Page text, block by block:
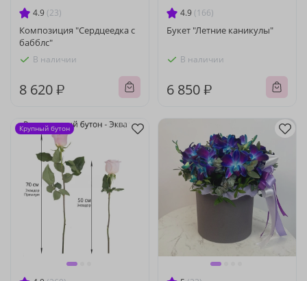
4.9 (23)
Композиция "Сердцеедка с
бабблс"
В наличии
8 620 ₽
4.9 (166)
Букет "Летние каникулы"
В наличии
6 850 ₽
Крупный бутон